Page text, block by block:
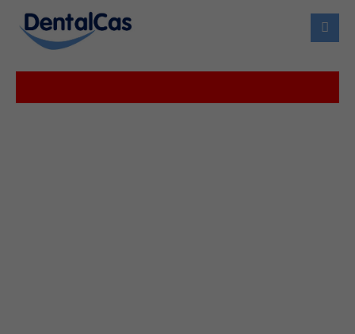
Login
Usuario